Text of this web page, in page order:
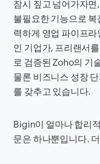
잠시 짚고 넘어가자
불필요한 기능으로
력하게 영업 파이프라
인 기업가, 프리랜서
로 검증된 Zoho의 기
물론 비즈니스 성장
를 갖추고 있습니다.
Bigin이 얼마나 합리
문은 하나뿐입니다.